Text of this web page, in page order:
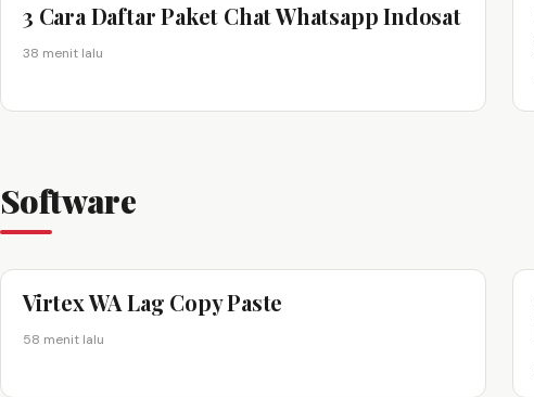
3 Cara Daftar Paket Chat Whatsapp Indosat
38 menit lalu
Software
Virtex WA Lag Copy Paste
58 menit lalu